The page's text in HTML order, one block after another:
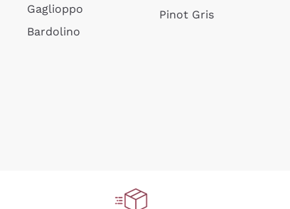
Gaglioppo
Bardolino
Pinot Gris